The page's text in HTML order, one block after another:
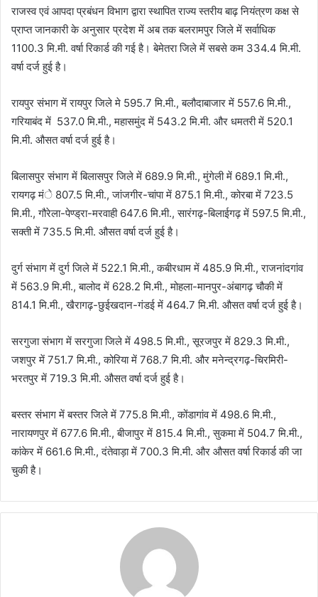
राजस्व एवं आपदा प्रबंधन विभाग द्वारा स्थापित राज्य स्तरीय बाढ़ नियंत्रण कक्ष से
प्राप्त जानकारी के अनुसार प्रदेश में अब तक बलरामपुर जिले में सर्वाधिक
1100.3 मि.मी. वर्षा रिकार्ड की गई है। बेमेतरा जिले में सबसे कम 334.4 मि.मी.
वर्षा दर्ज हुई है।
रायपुर संभाग में रायपुर जिले मे 595.7 मि.मी., बलौदाबाजार में 557.6 मि.मी.,
गरियाबंद में 537.0 मि.मी., महासमुंद में 543.2 मि.मी. और धमतरी में 520.1
मि.मी. औसत वर्षा दर्ज हुई है।
बिलासपुर संभाग में बिलासपुर जिले में 689.9 मि.मी., मुंगेली में 689.1 मि.मी.,
रायगढ़ मंे 807.5 मि.मी., जांजगीर-चांपा में 875.1 मि.मी., कोरबा में 723.5
मि.मी., गौरेला-पेण्ड्रा-मरवाही 647.6 मि.मी., सारंगढ़-बिलाईगढ़ में 597.5 मि.मी.,
सक्ती में 735.5 मि.मी. औसत वर्षा दर्ज हुई है।
दुर्ग संभाग में दुर्ग जिले में 522.1 मि.मी., कबीरधाम में 485.9 मि.मी., राजनांदगांव
में 563.9 मि.मी., बालोद में 628.2 मि.मी., मोहला-मानपुर-अंबागढ़ चौकी में
814.1 मि.मी., खैरागढ़-छुईखदान-गंडई में 464.7 मि.मी. औसत वर्षा दर्ज हुई है।
सरगुजा संभाग में सरगुजा जिले में 498.5 मि.मी., सूरजपुर में 829.3 मि.मी.,
जशपुर में 751.7 मि.मी., कोरिया में 768.7 मि.मी. और मनेन्द्रगढ़-चिरमिरी-
भरतपुर में 719.3 मि.मी. औसत वर्षा दर्ज हुई है।
बस्तर संभाग में बस्तर जिले में 775.8 मि.मी., कोंडागांव में 498.6 मि.मी.,
नारायणपुर में 677.6 मि.मी., बीजापुर में 815.4 मि.मी., सुकमा में 504.7 मि.मी.,
कांकेर में 661.6 मि.मी., दंतेवाड़ा में 700.3 मि.मी. और औसत वर्षा रिकार्ड की जा
चुकी है।